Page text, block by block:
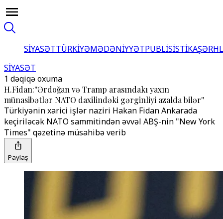
SİYASƏTTÜRKİYƏMƏDƏNİYYƏTPUBLİSİSTİKA
SİYASƏT
1 dəqiqə oxuma
H.Fidan:''Ərdoğan və Tramp arasındakı yaxın
münasibətlər NATO daxilindəki gərginliyi azalda bilər''
Türkiyənin xarici işlər naziri Hakan Fidan Ankarada
keçiriləcək NATO sammitindən əvvəl ABŞ-nin "New York
Times" qəzetinə müsahibə verib
Paylaş